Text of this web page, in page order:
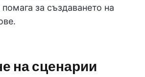
за създаването на
на сценарии